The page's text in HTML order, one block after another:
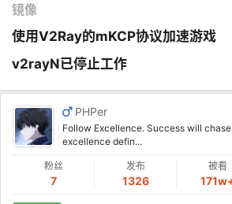
镜像
使用V2Ray的mKCP协议加速游戏
v2rayN已停止工作
PHPer
Follow Excellence. Success will
excellence defin...
粉丝
7
发布
1326
被看